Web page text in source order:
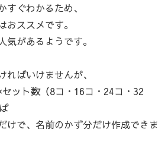
ぐわかるため、
おススメです。
気があるようです。
ばいけませんが、
ット数（8コ・16コ・24コ・32
けで、名前のかず分だけ作成できま